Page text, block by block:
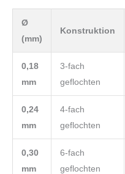
Ø
(mm)
Konstruktion
0,18
mm
3-fach
geflochten
0,24
mm
4-fach
geflochten
0,30
mm
6-fach
geflochten